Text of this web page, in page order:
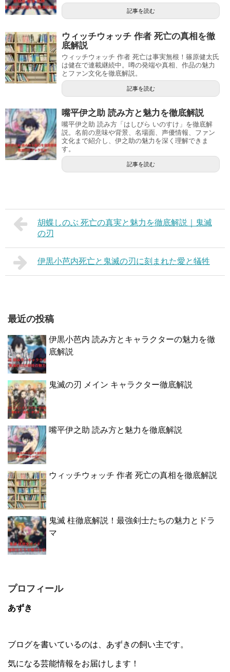
記事を読む
ウィッチウォッチ 作者 死亡の真相を徹
底解説
ウィッチウォッチ 作者 死亡は事実無根！篠原健太氏
は健在で連載継続中。噂の発端や真相、作品の魅力
とファン文化を徹底解説。
記事を読む
嘴平伊之助 読み方と魅力を徹底解説
嘴平伊之助 読み方「はしびら いのすけ」を徹底解
説。名前の意味や背景、名場面、声優情報、ファン
文化まで紹介し、伊之助の魅力を深く理解できま
す。
記事を読む
胡蝶しのぶ 死亡の真実と魅力を徹底解説｜鬼滅
の刃
伊黒小芭内死亡と鬼滅の刃に刻まれた愛と犠牲
最近の投稿
伊黒小芭内 読み方とキャラクターの魅力を徹
底解説
鬼滅の刃 メイン キャラクター徹底解説
嘴平伊之助 読み方と魅力を徹底解説
ウィッチウォッチ 作者 死亡の真相を徹底解説
鬼滅 柱徹底解説！最強剣士たちの魅力とドラ
マ
プロフィール
あずき
ブログを書いているのは、あずきの飼い主です。
気になる芸能情報をお届けします！